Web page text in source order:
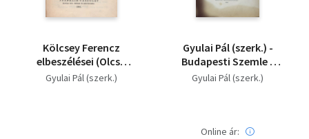
Kölcsey Ferencz
elbeszélései (Olcsó
könyvtár) - második
Gyulai Pál (szerk.)
Gyulai Pál (szerk.) -
Budapesti Szemle -
1906.-127. kötet
Gyulai Pál (szerk.)
Online ár: